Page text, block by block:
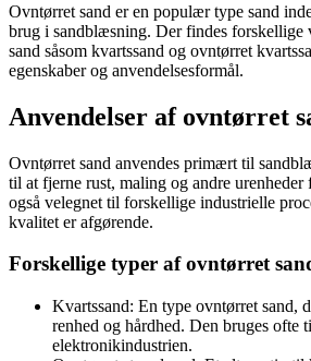
Ovntørret sand er en populær type sand
brug i sandblæsning. Der findes forskellige
sand såsom kvartssand og ovntørret
egenskaber og anvendelsesformål.
Anvendelser af ovntørret
Ovntørret sand anvendes primært til
til at fjerne rust, maling og andre urenheder
også velegnet til forskellige industrielle
kvalitet er afgørende.
Forskellige typer af ovntørret
Kvartssand: En type ovntørret sand,
renhed og hårdhed. Den bruges ofte
elektronikindustrien.